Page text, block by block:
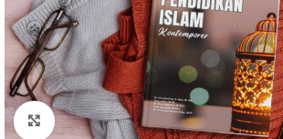
Click to enlarge